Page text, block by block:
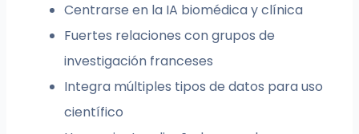
Centrarse en la IA biomédica y clínica
Fuertes relaciones con grupos de
investigación franceses
Integra múltiples tipos de datos para uso
científico